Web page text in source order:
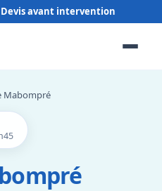
Mabompré